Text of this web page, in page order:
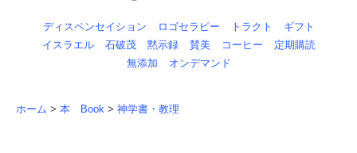
ディスペンセイション ロゴセラピー トラクト
ギフト
イスラエル
石破茂 黙示録 賛美 コーヒー
定期購読
無添加
オンデマンド
ホーム > 本 Book > 神学書・教理